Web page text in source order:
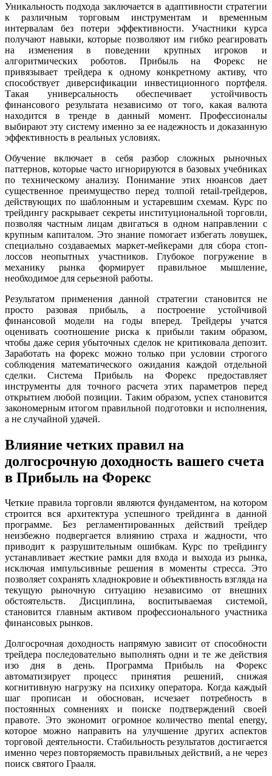
Уникальность подхода заключается в адаптивности стратегии
к различным торговым инструментам и временным
интервалам без потери эффективности. Участники курса
получают навыки, которые позволяют им гибко реагировать
на изменения в поведении крупных игроков и
алгоритмических роботов. Прибыль на Форекс не
привязывает трейдера к одному конкретному активу, что
способствует диверсификации инвестиционного портфеля.
Такая универсальность обеспечивает устойчивость
финансового результата независимо от того, какая валюта
находится в тренде в данный момент. Профессионалы
выбирают эту систему именно за ее надежность и доказанную
эффективность в реальных условиях.
Обучение включает в себя разбор сложных рыночных
паттернов, которые часто игнорируются в базовых учебниках
по техническому анализу. Понимание этих нюансов дает
существенное преимущество перед толпой retail-трейдеров,
действующих по шаблонным и устаревшим схемам. Курс по
трейдингу раскрывает секреты институциональной торговли,
позволяя частным лицам двигаться в одном направлении с
крупным капиталом. Это знание помогает избегать ловушек,
специально создаваемых маркет-мейкерами для сбора стоп-
лоссов неопытных участников. Глубокое погружение в
механику рынка формирует правильное мышление,
необходимое для серьезной работы.
Результатом применения данной стратегии становится не
просто разовая прибыль, а построение устойчивой
финансовой модели на годы вперед. Трейдеры учатся
оценивать соотношение риска к прибыли таким образом,
чтобы даже серия убыточных сделок не критиковала депозит.
Заработать на форекс можно только при условии строгого
соблюдения математического ожидания каждой отдельной
сделки. Система Прибыль на Форекс предоставляет
инструменты для точного расчета этих параметров перед
открытием любой позиции. Таким образом, успех становится
закономерным итогом правильной подготовки и исполнения,
а не случайной удачей.
Влияние четких правил на
долгосрочную доходность вашего счета
в Прибыль на Форекс
Четкие правила торговли являются фундаментом, на котором
строится вся архитектура успешного трейдинга в данной
программе. Без регламентированных действий трейдер
неизбежно подвергается влиянию страха и жадности, что
приводит к разрушительным ошибкам. Курс по трейдингу
устанавливает жесткие рамки для входа и выхода из рынка,
исключая импульсивные решения в моменты стресса. Это
позволяет сохранять хладнокровие и объективность взгляда на
текущую рыночную ситуацию независимо от внешних
обстоятельств. Дисциплина, воспитываемая системой,
становится главным активом профессионального участника
финансовых рынков.
Долгосрочная доходность напрямую зависит от способности
трейдера последовательно выполнять одни и те же действия
изо дня в день. Программа Прибыль на Форекс
автоматизирует процесс принятия решений, снижая
когнитивную нагрузку на психику оператора. Когда каждый
шаг прописан и обоснован, исчезает потребность в
постоянных сомнениях и поиске подтверждений своей
правоте. Это экономит огромное количество mental energy,
которое можно направить на улучшение других аспектов
торговой деятельности. Стабильность результатов достигается
именно через повторяемость правильных действий, а не через
поиск святого Грааля.